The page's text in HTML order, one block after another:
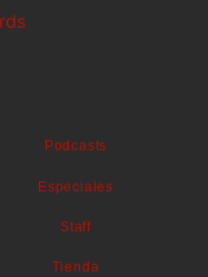
Podcasts
Especiales
Staff
Tienda